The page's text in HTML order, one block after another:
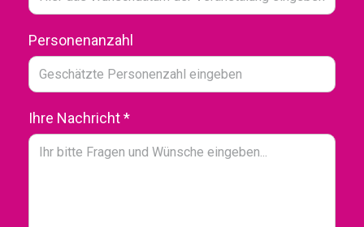
Personenanzahl
Ihre Nachricht*